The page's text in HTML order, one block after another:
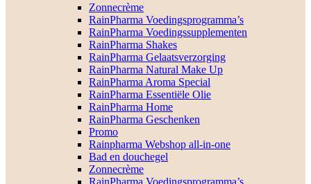
Zonnecrème
RainPharma Voedingsprogramma’s
RainPharma Voedingssupplementen
RainPharma Shakes
RainPharma Gelaatsverzorging
RainPharma Natural Make Up
RainPharma Aroma Special
RainPharma Essentiële Olie
RainPharma Home
RainPharma Geschenken
Promo
Rainpharma Webshop all-in-one
Bad en douchegel
Zonnecrème
RainPharma Voedingsprogramma’s